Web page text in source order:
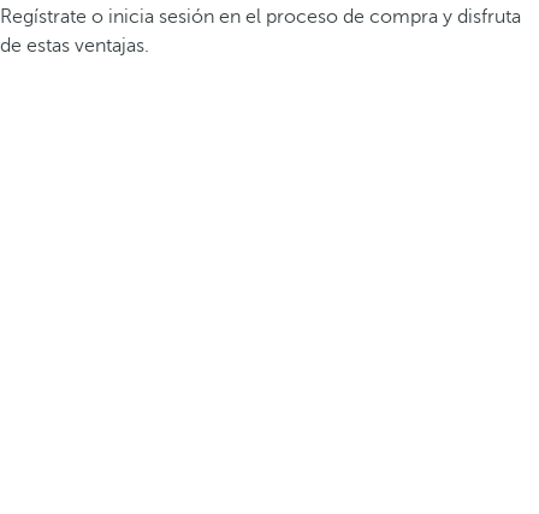
Regístrate o inicia sesión en el proceso de compra y disfruta
de estas ventajas.